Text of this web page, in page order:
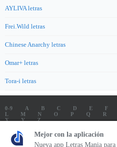
AYLIVA letras
Frei.Wild letras
Chinese Anarchy letras
Omar+ letras
Tora-i letras
0-9 A B C D E F
L
M N O P Q R
X
Y
Z
LETRAS
SOUNDTRACK LETRAS
TOP 100 LETRAS
ENVIA LETRAS
Mejor con la aplicación
Nueva app Letras Mania